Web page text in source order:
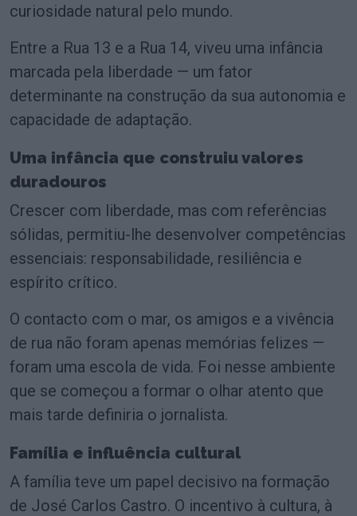
curiosidade natural pelo mundo.
Entre a Rua 13 e a Rua 14, viveu uma infância
marcada pela liberdade — um fator
determinante na construção da sua autonomia e
capacidade de adaptação.
Uma infância que construiu valores
duradouros
Crescer com liberdade, mas com referências
sólidas, permitiu-lhe desenvolver competências
essenciais: responsabilidade, resiliência e
espírito crítico.
O contacto com o mar, os amigos e a vivência
de rua não foram apenas memórias felizes —
foram uma escola de vida. Foi nesse ambiente
que se começou a formar o olhar atento que
mais tarde definiria o jornalista.
Família e influência cultural
A família teve um papel decisivo na formação
de José Carlos Castro. O incentivo à cultura, à